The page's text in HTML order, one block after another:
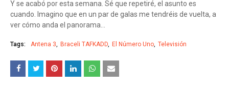
Y se acabó por esta semana. Sé que repetiré, el asunto es
cuando. Imagino que en un par de galas me tendréis de vuelta, a
ver cómo anda el panorama...
Tags: Antena 3 Braceli TAFKADD El Número Uno Televisión